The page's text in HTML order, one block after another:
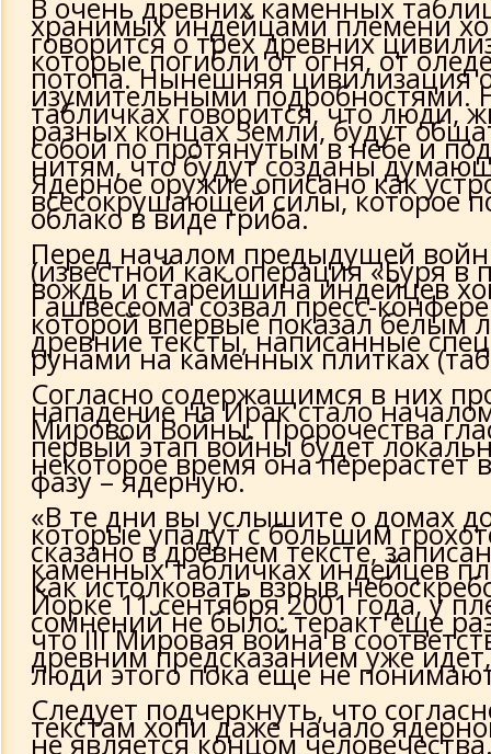
В очень древних каменных
хранимых индейцами племени
говорится о трех древних
которые погибли от огня, от
потопа. Нынешняя цивилизация
изумительными подробностями.
табличках говорится, что люди,
разных концах Земли, будут
собой по протянутым в небе и
нитям, что будут созданы
Ядерное оружие описано как
всесокрушающей силы, которое
облако в виде гриба.
Перед началом предыдущей
(известной как операция «Буря в
вождь и старейшина индейцев
Гашвесеома созвал пресс-
которой впервые показал белым
древние тексты, написанные
рунами на каменных плитках
Согласно содержащимся в них
нападение на Ирак стало
Мировой Войны. Пророчества
первый этап войны будет
некоторое время она
фазу – ядерную.
«В те дни вы услышите о домах
которые упадут с большим
сказано в древнем тексте,
каменных табличках индейцев
Как истолковать взрыв
Йорке 11 сентября 2001 года, у
сомнений не было: теракт еще
что III Мировая война в
древним предсказанием уже
люди этого пока еще не
Следует подчеркнуть, что
текстам хопи даже начало
не является концом